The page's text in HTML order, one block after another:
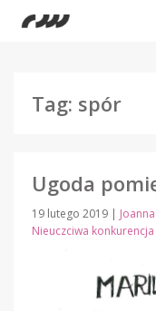
Tag: spór
Ugoda
19 lutego 2019 |
Nieuczciwa konkurencja